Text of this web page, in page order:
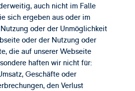
auch nicht im Falle
sich ergeben aus oder im
oder der Unmöglichkeit
oder der Nutzung oder
die auf unserer Webseite
haften wir nicht für:
Geschäfte oder
den Verlust